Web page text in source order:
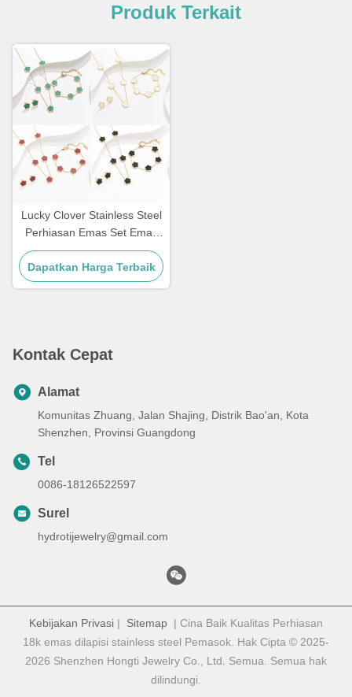
Produk Terkait
Lucky Clover Stainless Steel
Perhiasan Emas Set Emas
Rantai Emas Untuk Wanita
Dapatkan Harga Terbaik
Kontak Cepat
Alamat
Komunitas Zhuang, Jalan Shajing, Distrik Bao'an, Kota
Shenzhen, Provinsi Guangdong
Tel
0086-18126522597
Surel
hydrotijewelry@gmail.com
Kebijakan Privasi | Sitemap | Cina Baik Kualitas Perhiasan
18k emas dilapisi stainless steel Pemasok. Hak Cipta © 2025-
2026 Shenzhen Hongti Jewelry Co., Ltd. Semua. Semua hak
dilindungi.